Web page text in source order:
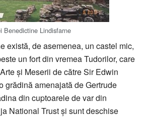
Benedictine Lindisfarne
există, de asemenea, un castel mic,
un fort din vremea Tudorilor, care
şi Meserii de către Sir Edwin
grădină amenajată de Gertrude
din cuptoarele de var din
National Trust şi sunt deschise